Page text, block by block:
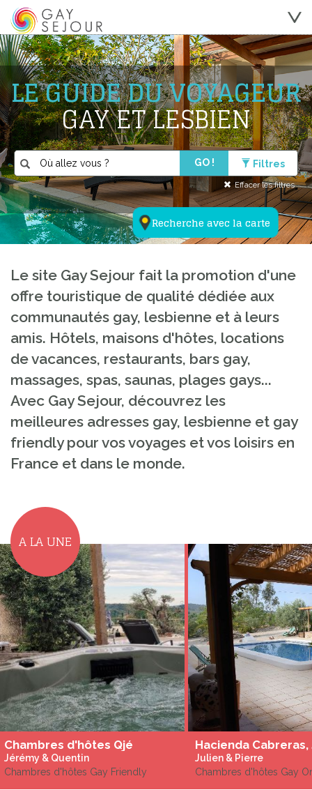
Recherche avec la carte
LE GUIDE DU VOYAGEUR
GAY ET LESBIEN
GO ! Filtres
Effacer les filtres
Le site Gay Sejour fait la promotion d'une
offre touristique de qualité dédiée aux
communautés gay, lesbienne et à leurs
amis. Hôtels, maisons d'hôtes, locations
de vacances, restaurants, bars gay,
massages, spas, saunas, plages gays...
Avec Gay Sejour, découvrez les
meilleures adresses gay, lesbienne et gay
friendly pour vos voyages et vos loisirs en
France et dans le monde.
A LA UNE
Chambres d'hôtes Qjé
Jérémy & Quentin
Chambres d'hôtes Gay Friendly
Julien & Pierre
Chambres d'hôtes Gay